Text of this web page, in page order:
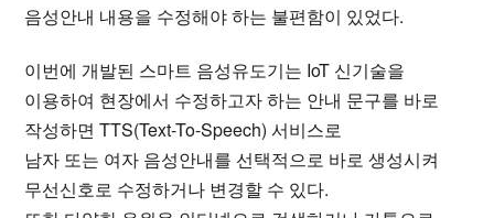
음성안내 내용을 수정해야 하는 불편함이 있었다.
이번에 개발된 스마트 음성유도기는 IoT 신기술을
이용하여 현장에서 수정하고자 하는 안내 문구를 바로
작성하면 TTS(Text-To-Speech) 서비스로
남자 또는 여자 음성안내를 선택적으로 바로 생성시켜
무선신호로 수정하거나 변경할 수 있다.